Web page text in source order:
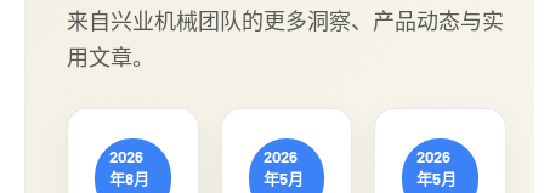
来自兴业机械团队的更多洞察、产品动态与实
用文章。
2026
年8月
2026
年5月
2026
年5月